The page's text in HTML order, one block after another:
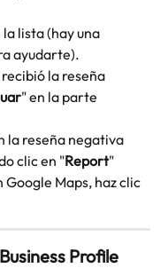
lista (hay una
ayudarte).
la reseña
" en la parte
la reseña negativa
clic en "Report"
Google Maps, haz clic
Profile